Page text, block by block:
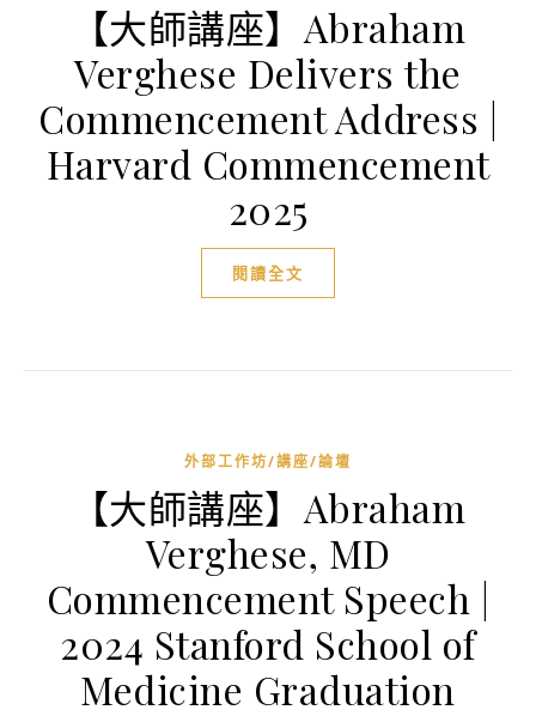
【大師講座】Abraham
Verghese Delivers the
Commencement Address |
Harvard Commencement
2025
閱讀全文
外部工作坊/講座/論壇
【大師講座】Abraham
Verghese, MD
Commencement Speech |
2024 Stanford School of
Medicine Graduation